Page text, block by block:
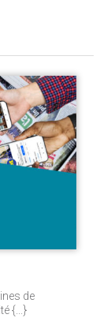
de
{...}